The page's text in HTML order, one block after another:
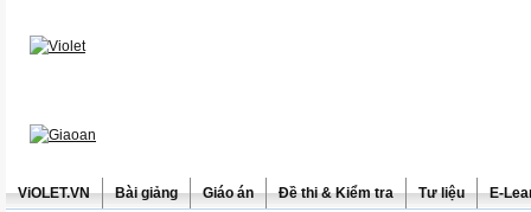
ViOLET.VN Bài giảng Giáo án Đề thi & Kiểm tra Tư liệu E-